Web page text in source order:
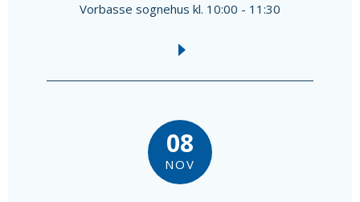
Vorbasse sognehus kl. 10:00 - 11:30
08
NOV